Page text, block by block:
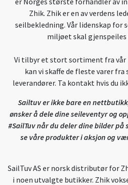
Zhik. Zhik er en av verdens
seilbekledning. Vår lidenskap for
miljøet skal
Vi tilbyr et stort sortiment fra
kan vi skaffe de fleste varer
leverandører. Ta kontakt hvis du
Sailtuv er ikke bare en
ønsker å dele dine seileventyr og
#SailTuv når du deler dine bilder på
se våre produkter i aksjon og
SailTuv AS er norsk distributør for
i noen utvalgte butikker. Zhik